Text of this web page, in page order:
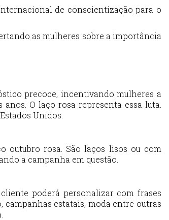
de conscientização para o
as mulheres sobre a importância
precoce, incentivando mulheres a
O laço rosa representa essa luta.
Unidos.
outubro rosa. São laços lisos ou com
a campanha em questão.
poderá personalizar com frases
estatais, moda entre outras